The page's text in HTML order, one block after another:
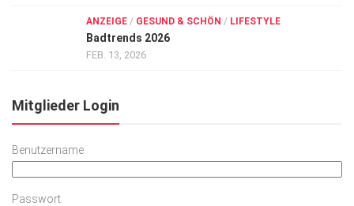
ANZEIGE / GESUND & SCHÖN / LIFESTYLE
Badtrends 2026
FEB. 13, 2026
Mitglieder Login
Benutzername
Passwort